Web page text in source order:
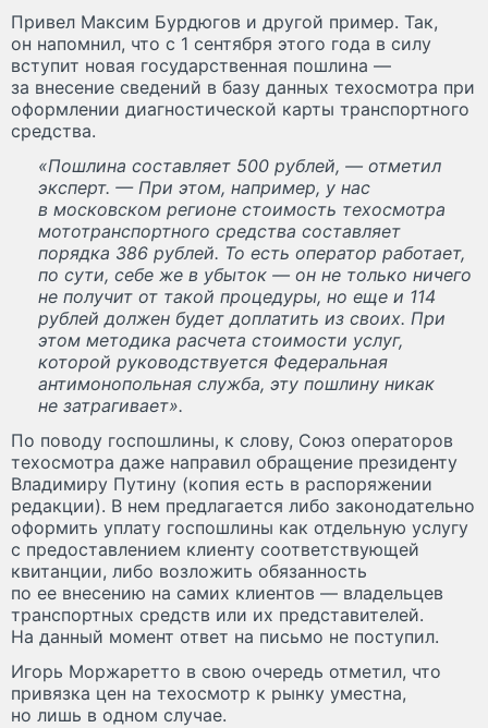
Привел Максим Бурдюгов и другой пример. Так,
он напомнил, что с 1 сентября этого года в силу
вступит новая государственная пошлина —
за внесение сведений в базу данных техосмотра при
оформлении диагностической карты транспортного
средства.
«Пошлина составляет 500 рублей, — отметил
эксперт. — При этом, например, у нас
в московском регионе стоимость техосмотра
мототранспортного средства составляет
порядка 386 рублей. То есть оператор работает,
по сути, себе же в убыток — он не только ничего
не получит от такой процедуры, но еще и 114
рублей должен будет доплатить из своих. При
этом методика расчета стоимости услуг,
которой руководствуется Федеральная
антимонопольная служба, эту пошлину никак
не затрагивает».
По поводу госпошлины, к слову, Союз операторов
техосмотра даже направил обращение президенту
Владимиру Путину (копия есть в распоряжении
редакции). В нем предлагается либо законодательно
оформить уплату госпошлины как отдельную услугу
с предоставлением клиенту соответствующей
квитанции, либо возложить обязанность
по ее внесению на самих клиентов — владельцев
транспортных средств или их представителей.
На данный момент ответ на письмо не поступил.
Игорь Моржаретто в свою очередь отметил, что
привязка цен на техосмотр к рынку уместна,
но лишь в одном случае.